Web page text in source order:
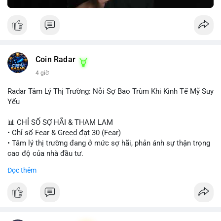
#vlikemarketindex42
Coin Radar
4 giờ
Radar Tâm Lý Thị Trường: Nỗi Sợ Bao Trùm Khi Kinh Tế Mỹ Suy
Yếu
📊 CHỈ SỐ SỢ HÃI & THAM LAM
• Chỉ số Fear & Greed đạt 30 (Fear)
• Tâm lý thị trường đang ở mức sợ hãi, phản ánh sự thận trọng
cao độ của nhà đầu tư.
📈 XU HƯỚNG TÌM KIẾM & THẢO LUẬN
CASHCAT, CRO.
Đọc thêm